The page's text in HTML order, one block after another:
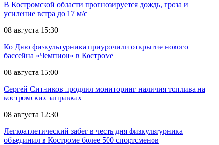
В Костромской области прогнозируется дождь, гроза и
усиление ветра до 17 м/с
08 августа 15:30
Ко Дню физкультурника приурочили открытие нового
бассейна «Чемпион» в Костроме
08 августа 15:00
Сергей Ситников продлил мониторинг наличия топлива на
костромских заправках
08 августа 12:30
Легкоатлетический забег в честь дня физкультурника
объединил в Костроме более 500 спортсменов